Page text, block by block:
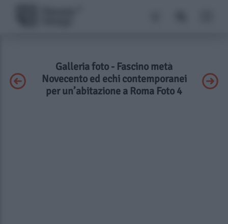
Galleria foto - Fascino metà
Novecento ed echi contemporanei
per un’abitazione a Roma Foto 4